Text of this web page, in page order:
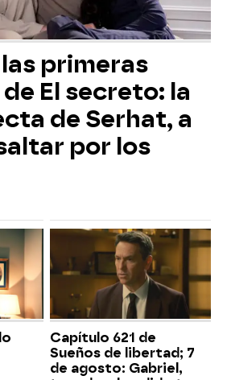
primeras
El secreto: la
de Serhat, a
por los
Capítulo 621 de
Sueños de libertad; 7
de agosto: Gabriel,